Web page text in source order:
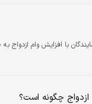
چگونه است؟